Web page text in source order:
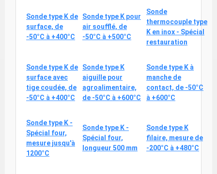
Sonde type K de
surface, de
-50°C à +400°C
Sonde type K pour
air soufflé, de
-50°C à +500°C
Sonde
thermocouple type
K en inox - Spécial
restauration
Sonde type K de
surface avec
tige coudée, de
-50°C à +400°C
Sonde type K
aiguille pour
agroalimentaire,
de -50°C à +600°C
Sonde type K à
manche de
contact, de -50°C
à +600°C
Sonde type K -
Spécial four,
mesure jusqu'à
1200°C
Sonde type K -
Spécial four,
longueur 500 mm
Sonde type K
filaire, mesure de
-200°C à +480°C